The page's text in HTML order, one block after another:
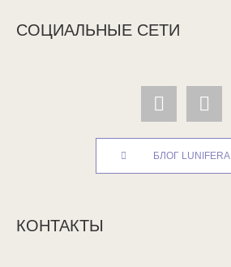
СОЦИАЛЬНЫЕ СЕТИ
БЛОГ LUNIFERA
КОНТАКТЫ